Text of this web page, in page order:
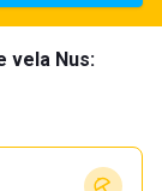
vela Nus: